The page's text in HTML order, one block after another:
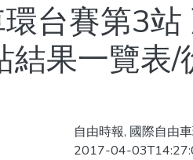
台賽第3
結果一覽表
自由時報, 國際自由
2017-04-